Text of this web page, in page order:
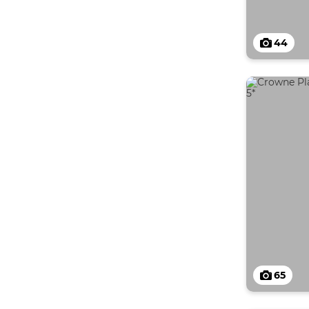
44
65